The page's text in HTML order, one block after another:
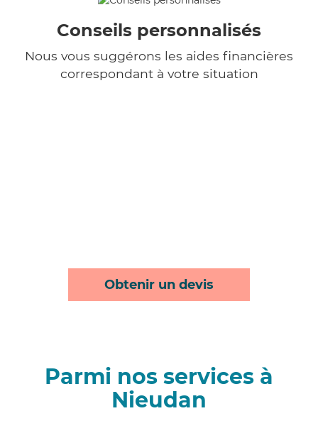
Conseils personnalisés
Nous vous suggérons les aides financières
correspondant à votre situation
Obtenir un devis
Parmi nos services à
Nieudan